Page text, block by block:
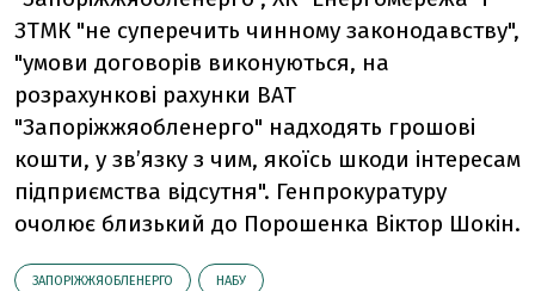
ЗТМК "не суперечить чинному законодавству",
"умови договорів виконуються, на
розрахункові рахунки ВАТ
"Запоріжжяобленерго" надходять грошові
кошти, у зв’язку з чим, якоїсь шкоди інтересам
підприємства відсутня". Генпрокуратуру
очолює близький до Порошенка Віктор Шокін.
ЗАПОРІЖЖЯОБЛЕНЕРГО НАБУ